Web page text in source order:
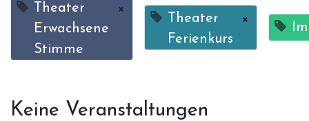
Theater
Erwachsene
Stimme
×
Theater
Ferienkurs
×
Keine Veranstaltungen